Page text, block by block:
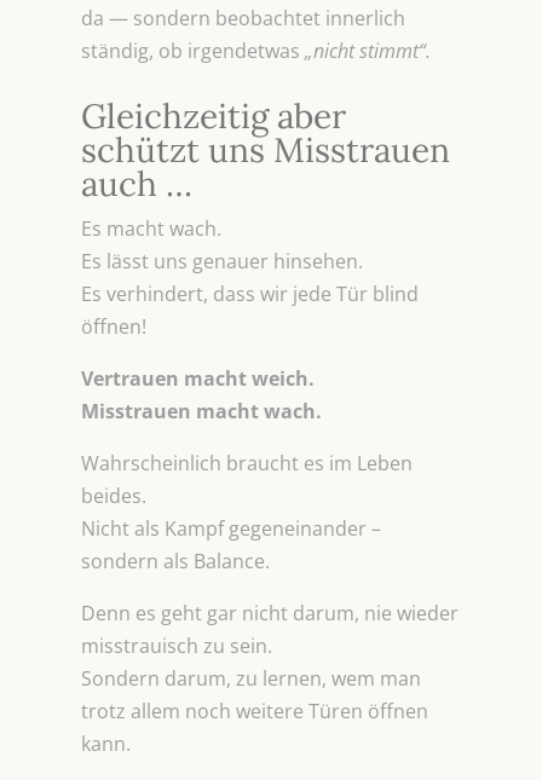
da — sondern beobachtet innerlich
ständig, ob irgendetwas „nicht stimmt“.
Gleichzeitig aber
schützt uns Misstrauen
auch …
Es macht wach.
Es lässt uns genauer hinsehen.
Es verhindert, dass wir jede Tür blind
öffnen!
Vertrauen macht weich.
Misstrauen macht wach.
Wahrscheinlich braucht es im Leben
beides.
Nicht als Kampf gegeneinander –
sondern als Balance.
Denn es geht gar nicht darum, nie wieder
misstrauisch zu sein.
Sondern darum, zu lernen, wem man
trotz allem noch weitere Türen öffnen
kann.